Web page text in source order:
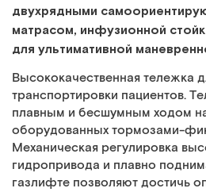
двухрядными
матрасом, инфузионной
для ультимативной
Высококачественная тележка
транспортировки пациентов.
плавным и бесшумным ходом
оборудованных тормозами-
Механическая регулировка
гидропривода и плавно
газлифте позволяют достичь